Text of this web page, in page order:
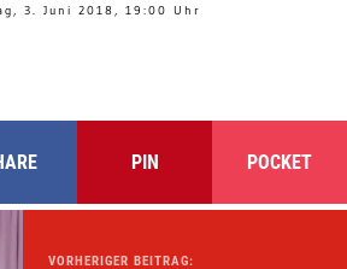
3. Juni 2018, 19:00 Uhr
PIN POCKET
VORHERIGER BEITRAG: